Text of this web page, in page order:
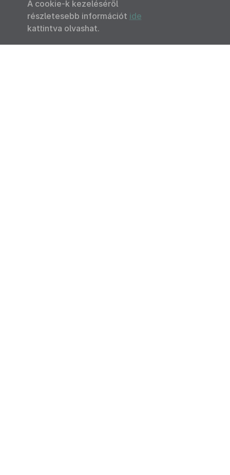
A cookie-k kezeléséről
részletesebb információt ide
kattintva olvashat.